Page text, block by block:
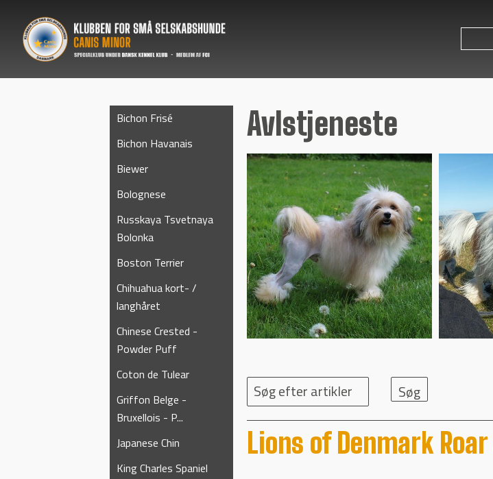
Bichon Frisé
Bichon Havanais
Biewer
Bolognese
Russkaya Tsvetnaya
Bolonka
Boston Terrier
Chihuahua kort- /
langhåret
Chinese Crested -
Powder Puff
Coton de Tulear
Griffon Belge -
Bruxellois - P...
Japanese Chin
King Charles Spaniel
Avlstjeneste
Søg efter artikler
Lions of Denmark